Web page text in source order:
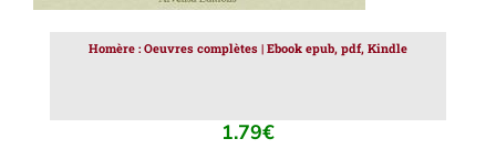
Homère : Oeuvres complètes | Ebook epub, pdf, Kindle
1.79€